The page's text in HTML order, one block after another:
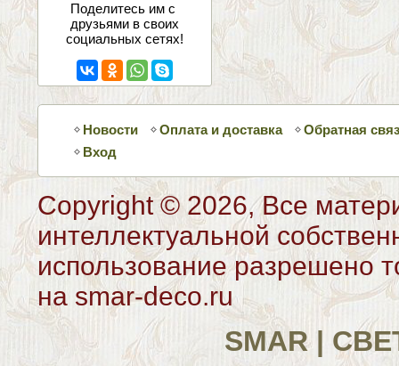
Поделитесь им с
друзьями в своих
социальных сетях!
Новости Оплата и доставка
Обратная
Вход
Copyright © 2026, Все
интеллектуальной
использование разрешено
на smar-deco.ru
SMAR |